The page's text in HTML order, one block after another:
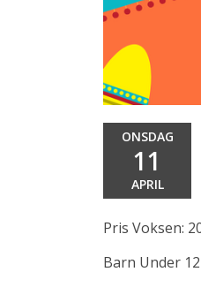
ONSDAG
11
APRIL
Pris Voksen:
Barn Under